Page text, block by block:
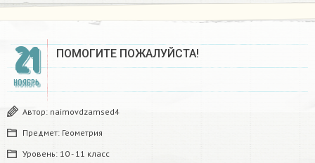
21
НОЯБРЬ
ПОМОГИТЕ ПОЖАЛУЙСТА!
Автор: naimovdzamsed4
Предмет: Геометрия
Уровень: 10 - 11 класс